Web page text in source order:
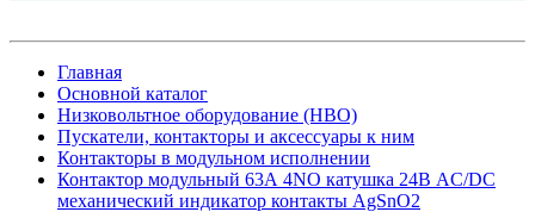
Главная
Основной каталог
Низковольтное оборудование (НВО)
Пускатели, контакторы и аксессуары к ним
Контакторы в модульном исполнении
Контактор модульный 63А 4NO катушка 24В AC/DC
механический индикатор контакты AgSnO2